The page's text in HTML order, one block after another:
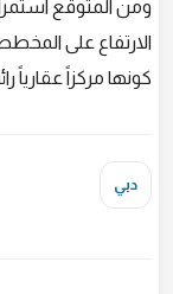
ومن المتوقع
الارتفاع على
كونها مركزاً عقارياً
دبي